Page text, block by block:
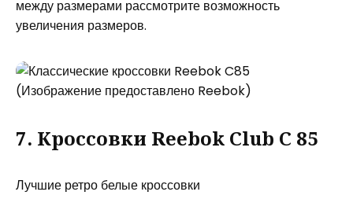
между размерами рассмотрите возможность
увеличения размеров.
(Изображение предоставлено Reebok)
7. Кроссовки Reebok Club C 85
Лучшие ретро белые кроссовки